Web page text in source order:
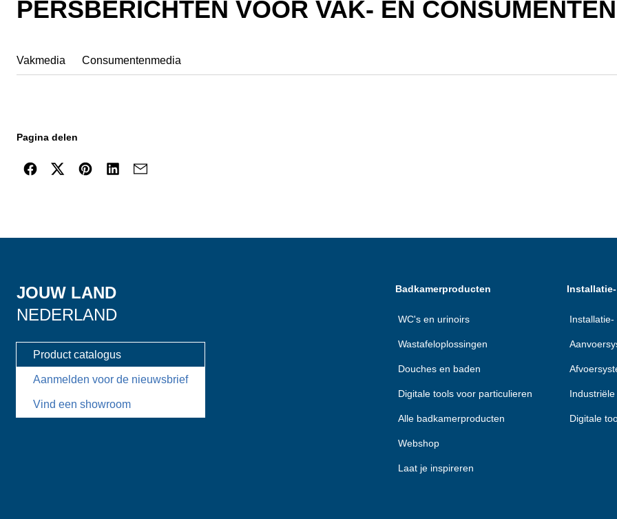
PERSBERICHTEN VOOR VAK- EN
Vakmedia Consumentenmedia
Pagina delen
JOUW LAND
NEDERLAND
Product catalogus
Aanmelden voor de nieuwsbrief
Vind een showroom
Badkamerproducten
WC's en urinoirs
Wastafeloplossingen
Douches en baden
Digitale tools voor particulieren
Alle badkamerproducten
Webshop
Laat je inspireren
Digitale